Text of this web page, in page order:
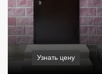
Узнать цену